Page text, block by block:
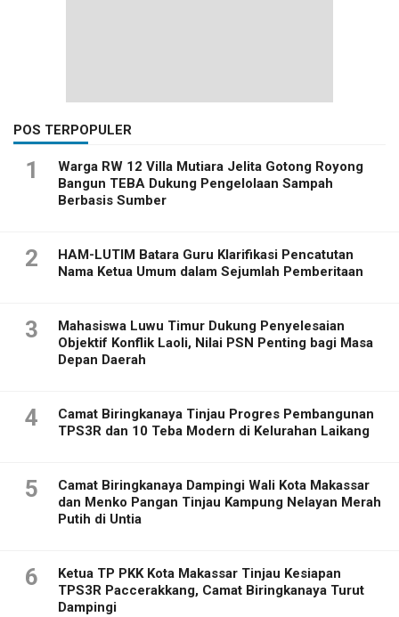
POS TERPOPULER
1
Warga RW 12 Villa Mutiara Jelita Gotong Royong
Bangun TEBA Dukung Pengelolaan Sampah
Berbasis Sumber
2
HAM-LUTIM Batara Guru Klarifikasi Pencatutan
Nama Ketua Umum dalam Sejumlah Pemberitaan
3
Mahasiswa Luwu Timur Dukung Penyelesaian
Objektif Konflik Laoli, Nilai PSN Penting bagi Masa
Depan Daerah
4
Camat Biringkanaya Tinjau Progres Pembangunan
TPS3R dan 10 Teba Modern di Kelurahan Laikang
5
Camat Biringkanaya Dampingi Wali Kota Makassar
dan Menko Pangan Tinjau Kampung Nelayan Merah
Putih di Untia
6
Ketua TP PKK Kota Makassar Tinjau Kesiapan
TPS3R Paccerakkang, Camat Biringkanaya Turut
Dampingi